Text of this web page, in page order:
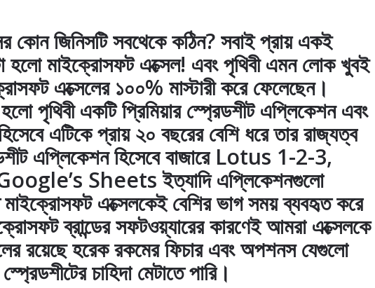
কোন জিনিসটি সবথেকে কঠিন? সবাই প্রায় একই
হলো মাইক্রোসফট এক্সেল! এবং পৃথিবী এমন লোক খুবই
এক্সেলের ১০০% মাস্টারী করে ফেলেছেন।
পৃথিবী একটি প্রিমিয়ার স্প্রেডশীট এপ্লিকেশন এবং
হিসেবে এটিকে প্রায় ২০ বছরের বেশি ধরে তার রাজ্যত্ব
এপ্লিকেশন হিসেবে বাজারে Lotus 1-2-3,
Sheets ইত্যাদি এপ্লিকেশনগুলো
এক্সেলকেই বেশির ভাগ সময় ব্যবহৃত করে
ব্রান্ডের সফটওয়্যারের কারণেই আমরা এক্সেলকে
রয়েছে হরেক রকমের ফিচার এবং অপশনস যেগুলো
চাহিদা মেটাতে পারি।